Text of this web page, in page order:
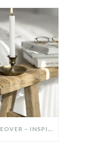
SCHLAFZIMMER MAKEOVER – INSPIRATION FÜR DEIN SCHLAFZIMMER: AUS ALT MACH NEU – HELL, GEMÜTLICH UND EINLADEND